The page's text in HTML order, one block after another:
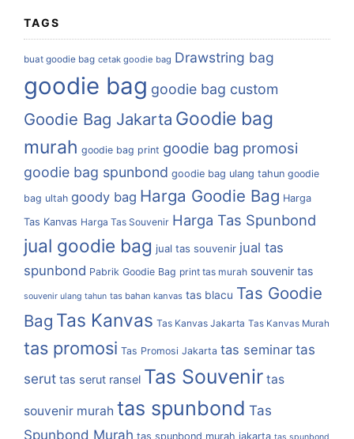
TAGS
buat goodie bag cetak goodie bag Drawstring bag
goodie bag goodie bag custom
Goodie Bag Jakarta Goodie bag
murah goodie bag print goodie bag promosi
goodie bag spunbond goodie bag ulang tahun goodie
bag ultah goody bag Harga Goodie Bag Harga
Tas Kanvas Harga Tas Souvenir Harga Tas Spunbond
jual goodie bag jual tas souvenir jual tas
spunbond Pabrik Goodie Bag print tas murah souvenir tas
souvenir ulang tahun tas bahan kanvas tas blacu Tas Goodie
Bag Tas Kanvas Tas Kanvas Jakarta Tas Kanvas Murah
tas promosi Tas Promosi Jakarta tas seminar tas
serut tas serut ransel Tas Souvenir tas
souvenir murah tas spunbond Tas
Spunbond Murah tas spunbond murah jakarta